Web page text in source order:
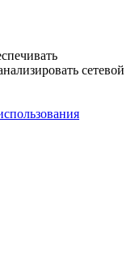
сетевой